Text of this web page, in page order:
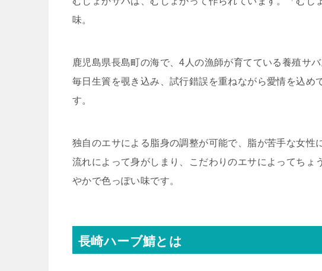
味。
鹿児島県長島町の海で、4人の漁師が育てている養殖サバ
毎日生簀を覗き込み、試行錯誤を重ねながら愛情を込め
す。
独自のエサによる脂身の調整が可能で、脂が苦手な女性
流れによって身がしまり、こだわりのエサによってちょ
やかで色っぽい味です。
長崎ハーブ鯖とは